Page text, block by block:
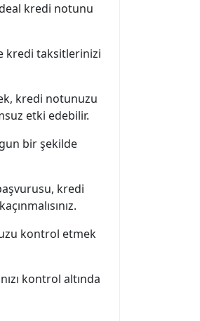
kredi notunu
kredi taksitlerinizi
kredi notunuzu
etki edebilir.
bir şekilde
kredi
kontrol etmek
kontrol altında